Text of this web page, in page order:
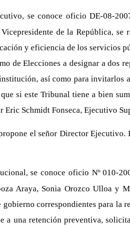
se conoce oficio DE-08-
de la República,
y eficiencia de los servicios
de Elecciones a designar a dos
así como para invitarlos
si este Tribunal tiene a bien
Eric Schmidt Fonseca, Ejecutivo
el señor Director
se conoce oficio Nº 010-
Araya, Sonia Orozco Ulloa
correspondientes para la
una retención preventiva,